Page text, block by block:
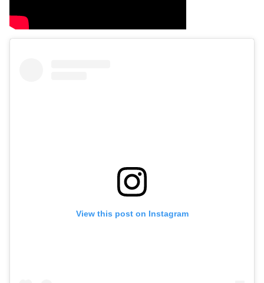
View this post on Instagram